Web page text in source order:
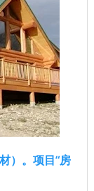
）。项目“房